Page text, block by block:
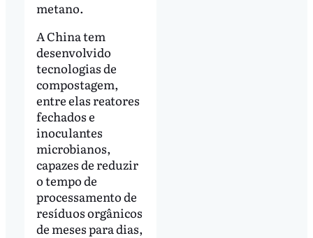
metano.
A China tem
desenvolvido
tecnologias de
compostagem,
entre elas reatores
fechados e
inoculantes
microbianos,
capazes de reduzir
o tempo de
processamento de
resíduos orgânicos
de meses para dias,